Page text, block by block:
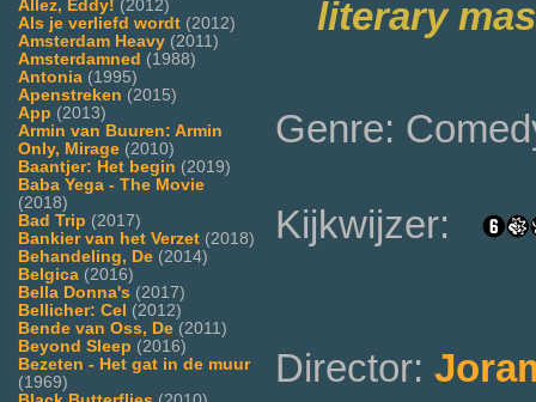
Allez, Eddy! (2012)
Als je verliefd wordt (2012)
Amsterdam Heavy (2011)
Amsterdamned (1988)
Antonia (1995)
Apenstreken (2015)
App (2013)
Armin van Buuren: Armin
Only, Mirage (2010)
Baantjer: Het begin (2019)
Baba Yega - The Movie
(2018)
Bad Trip (2017)
Bankier van het Verzet (2018)
Behandeling, De (2014)
Belgica (2016)
Bella Donna's (2017)
Bellicher: Cel (2012)
Bende van Oss, De (2011)
Beyond Sleep (2016)
Bezeten - Het gat in de muur
(1969)
literary
Genre:
Kijkwijzer:
Director: